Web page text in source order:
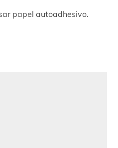
papel autoadhesivo.